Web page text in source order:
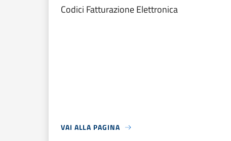
Codici Fatturazione Elettronica
VAI ALLA PAGINA